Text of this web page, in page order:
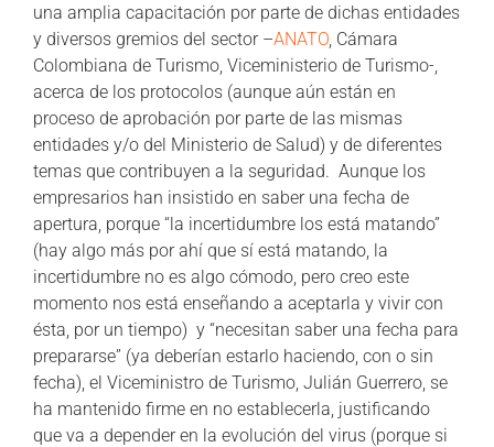
una amplia capacitación por parte de dichas entidades
y diversos gremios del sector –ANATO, Cámara
Colombiana de Turismo, Viceministerio de Turismo-,
acerca de los protocolos (aunque aún están en
proceso de aprobación por parte de las mismas
entidades y/o del Ministerio de Salud) y de diferentes
temas que contribuyen a la seguridad. Aunque los
empresarios han insistido en saber una fecha de
apertura, porque “la incertidumbre los está matando”
(hay algo más por ahí que sí está matando, la
incertidumbre no es algo cómodo, pero creo este
momento nos está enseñando a aceptarla y vivir con
ésta, por un tiempo) y “necesitan saber una fecha para
prepararse” (ya deberían estarlo haciendo, con o sin
fecha), el Viceministro de Turismo, Julián Guerrero, se
ha mantenido firme en no establecerla, justificando
que va a depender en la evolución del virus (porque si